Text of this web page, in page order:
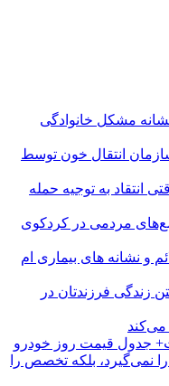
مشکل خانوادگی
انتقال خون توسط
انتقاد به توجیه حمله
مردمی در کردکوی
و نشانه های بیماری ام
زندگی فرزندتان در
می‌کند
جدول قیمت روز خودرو
بلکه تخصص را